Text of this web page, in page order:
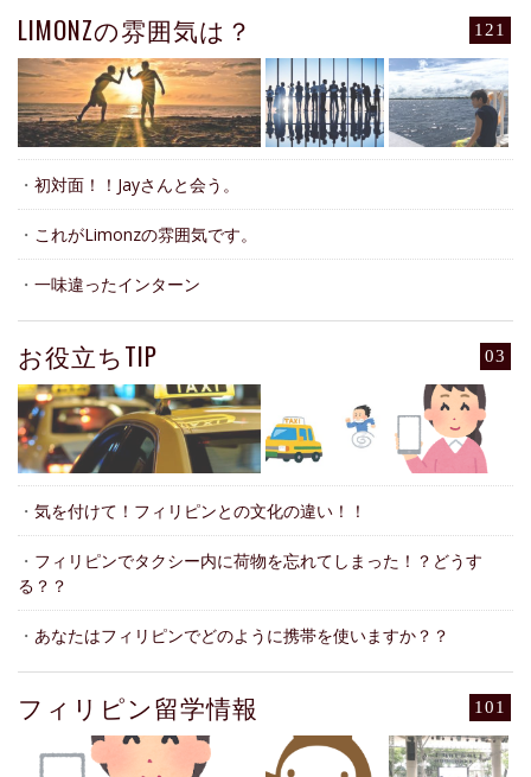
121
LIMONZの雰囲気は？
・ 初対面！！Jayさんと会う。
・ これがLimonzの雰囲気です。
・ 一味違ったインターン
03
お役立ちTIP
・ 気を付けて！フィリピンとの文化の違い！！
・ フィリピンでタクシー内に荷物を忘れてしまった！？どうす
る？？
・ あなたはフィリピンでどのように携帯を使いますか？？
101
フィリピン留学情報